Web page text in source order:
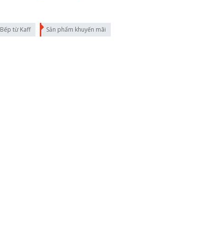
Bếp từ Kaff Sản phẩm khuyến mãi